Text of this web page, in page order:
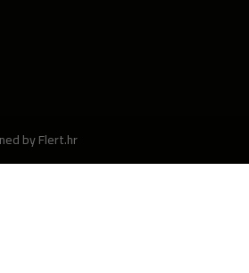
by Flert.hr